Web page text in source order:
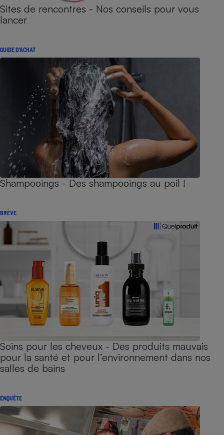
Sites de rencontres - Nos conseils pour vous
lancer
GUIDE D'ACHAT
Shampooings - Des shampooings au poil !
BRÈVE
Soins pour les cheveux - Des produits mauvais
pour la santé et pour l’environnement dans nos
salles de bains
ENQUÊTE